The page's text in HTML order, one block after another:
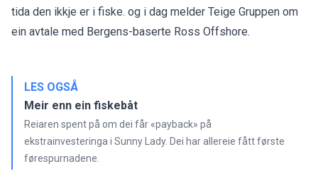
tida den ikkje er i fiske. og i dag melder Teige Gruppen om
ein avtale med Bergens-baserte Ross Offshore.
LES OGSÅ
Meir enn ein fiskebåt
Reiaren spent på om dei får «payback» på
ekstrainvesteringa i Sunny Lady. Dei har allereie fått første
førespurnadene.